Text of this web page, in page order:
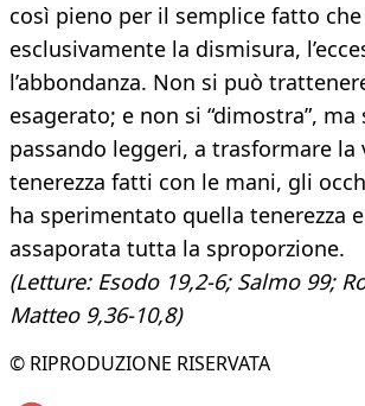
così pieno per il semplice fatto
esclusivamente la dismisura,
l’abbondanza. Non si può
esagerato; e non si “dimostra”, ma
passando leggeri, a trasformare
tenerezza fatti con le mani, gli
ha sperimentato quella tenerezza
assaporata tutta la sproporzione.
(Letture: Esodo 19,2-6; Salmo 99;
Matteo 9,36-10,8)
© RIPRODUZIONE RISERVATA